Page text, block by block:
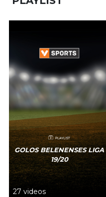
27 videos
GOLOS BELENENSES LIGA
19/20